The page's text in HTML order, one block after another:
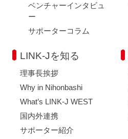
ベンチャーインタビュ
ー
サポーターコラム
LINK-Jを知る
理事長挨拶
Why in Nihonbashi
What’s LINK-J WEST
国内外連携
サポーター紹介